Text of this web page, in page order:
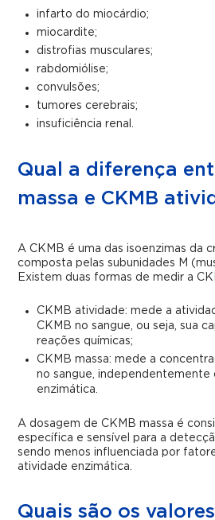
infarto do miocárdio;
miocardite;
distrofias musculares;
rabdomiólise;
convulsões;
tumores cerebrais;
insuficiência renal.
Qual a diferença
massa e CKMB
A CKMB é uma das isoenzimas da
composta pelas subunidades M
Existem duas formas de medir a
CKMB atividade: mede a
CKMB no sangue, ou seja, sua
reações químicas;
CKMB massa: mede a
no sangue, independentemente
enzimática.
A dosagem de CKMB massa é
específica e sensível para a
sendo menos influenciada por
atividade enzimática.
Quais são os